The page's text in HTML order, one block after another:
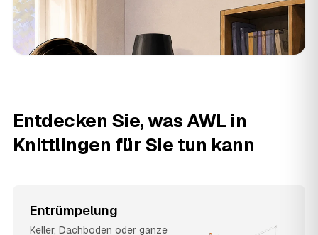
Entdecken Sie, was AWL in
Knittlingen für Sie tun kann
Entrümpelung
Keller, Dachboden oder ganze